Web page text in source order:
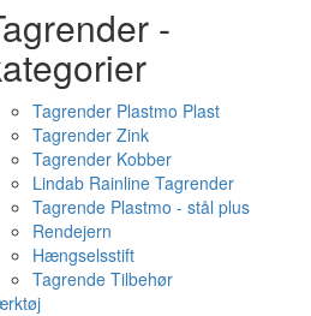
-
Tagrender Plastmo Plast
Tagrender Zink
Tagrender Kobber
Lindab Rainline Tagrender
Tagrende Plastmo - stål plus
Rendejern
Hængselsstift
Tagrende Tilbehør